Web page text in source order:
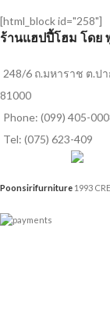
[html_block id="258"]
ร้านแฮปปี้โฮม โดย
248/6 ถ.มหาราช ต.ปา
81000
Phone: (099) 405-
Tel: (075) 623-409
Poonsirifurniture 1993